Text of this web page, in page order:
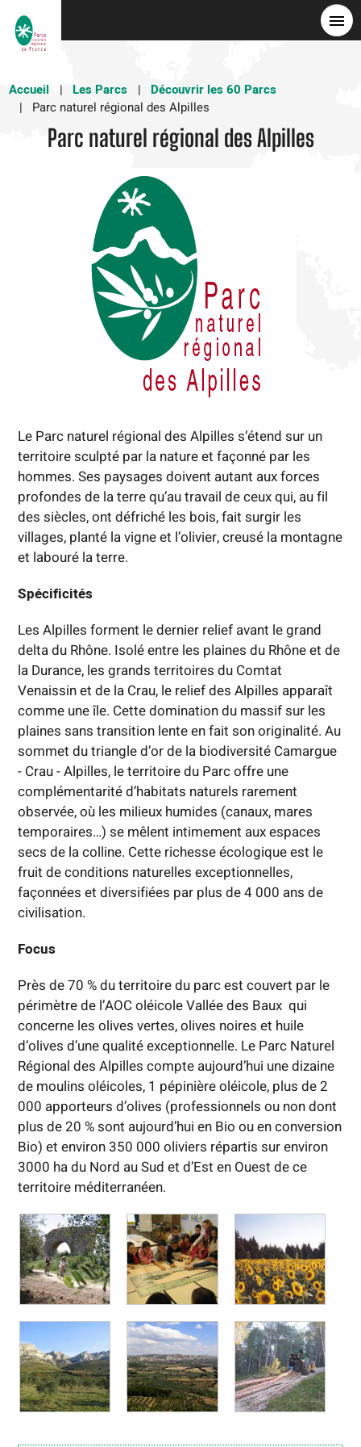
Accueil
Les Parcs
Découvrir les 60 Parcs
Parc naturel régional des Alpilles
Parc naturel régional des Alpilles
Le Parc naturel régional des Alpilles s’étend sur un
territoire sculpté par la nature et façonné par les
hommes. Ses paysages doivent autant aux forces
profondes de la terre qu’au travail de ceux qui, au fil
des siècles, ont défriché les bois, fait surgir les
villages, planté la vigne et l’olivier, creusé la montagne
et labouré la terre.
Spécificités
Les Alpilles forment le dernier relief avant le grand
delta du Rhône. Isolé entre les plaines du Rhône et de
la Durance, les grands territoires du Comtat
Venaissin et de la Crau, le relief des Alpilles apparaît
comme une île. Cette domination du massif sur les
plaines sans transition lente en fait son originalité. Au
sommet du triangle d’or de la biodiversité Camargue
- Crau - Alpilles, le territoire du Parc offre une
complémentarité d’habitats naturels rarement
observée, où les milieux humides (canaux, mares
temporaires…) se mêlent intimement aux espaces
secs de la colline. Cette richesse écologique est le
fruit de conditions naturelles exceptionnelles,
façonnées et diversifiées par plus de 4 000 ans de
civilisation.
Focus
Près de 70 % du territoire du parc est couvert par le
périmètre de l’AOC oléicole Vallée des Baux qui
concerne les olives vertes, olives noires et huile
d’olives d’une qualité exceptionnelle. Le Parc Naturel
Régional des Alpilles compte aujourd’hui une dizaine
de moulins oléicoles, 1 pépinière oléicole, plus de 2
000 apporteurs d’olives (professionnels ou non dont
plus de 20 % sont aujourd’hui en Bio ou en conversion
Bio) et environ 350 000 oliviers répartis sur environ
3000 ha du Nord au Sud et d’Est en Ouest de ce
territoire méditerranéen.